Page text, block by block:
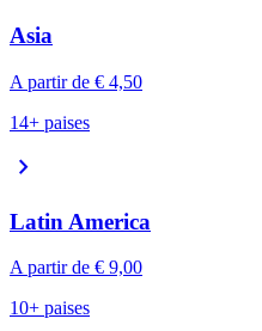
Asia
A partir de € 4,50
14+ paises
chevron_right
Latin America
A partir de € 9,00
10+ paises